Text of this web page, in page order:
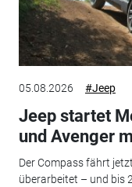
05.08.2026 #Jeep
Jeep startet
und Avenger
Der Compass fährt
überarbeitet – und bis